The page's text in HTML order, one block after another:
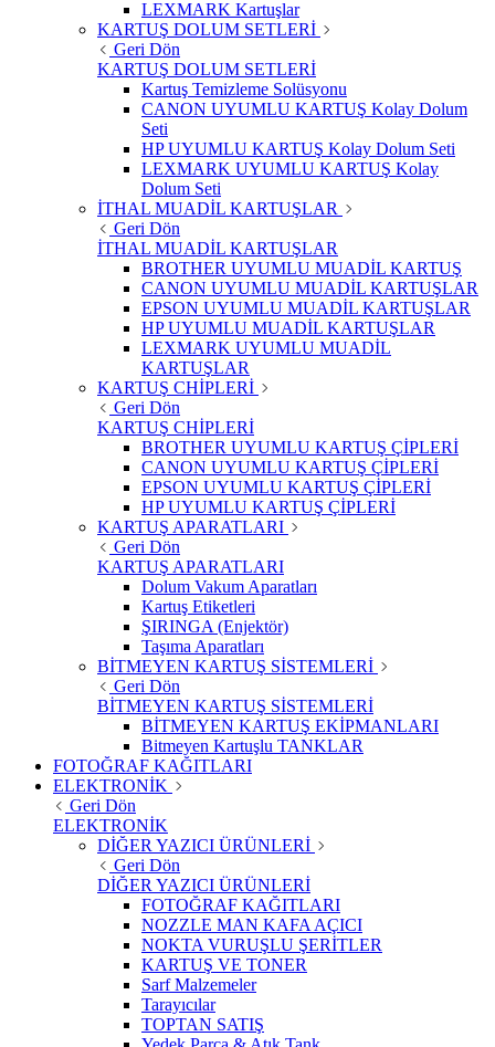
LEXMARK Kartuşlar
KARTUŞ DOLUM SETLERİ
Geri Dön
KARTUŞ DOLUM SETLERİ
Kartuş Temizleme Solüsyonu
CANON UYUMLU KARTUŞ Kolay Dolum
Seti
HP UYUMLU KARTUŞ Kolay Dolum Seti
LEXMARK UYUMLU KARTUŞ Kolay
Dolum Seti
İTHAL MUADİL KARTUŞLAR
Geri Dön
İTHAL MUADİL KARTUŞLAR
BROTHER UYUMLU MUADİL KARTUŞ
CANON UYUMLU MUADİL KARTUŞLAR
EPSON UYUMLU MUADİL KARTUŞLAR
HP UYUMLU MUADİL KARTUŞLAR
LEXMARK UYUMLU MUADİL
KARTUŞLAR
KARTUŞ CHİPLERİ
Geri Dön
KARTUŞ CHİPLERİ
BROTHER UYUMLU KARTUŞ ÇİPLERİ
CANON UYUMLU KARTUŞ ÇİPLERİ
EPSON UYUMLU KARTUŞ ÇİPLERİ
HP UYUMLU KARTUŞ ÇİPLERİ
KARTUŞ APARATLARI
Geri Dön
KARTUŞ APARATLARI
Dolum Vakum Aparatları
Kartuş Etiketleri
ŞIRINGA (Enjektör)
Taşıma Aparatları
BİTMEYEN KARTUŞ SİSTEMLERİ
Geri Dön
BİTMEYEN KARTUŞ SİSTEMLERİ
BİTMEYEN KARTUŞ EKİPMANLARI
Bitmeyen Kartuşlu TANKLAR
FOTOĞRAF KAĞITLARI
ELEKTRONİK
Geri Dön
ELEKTRONİK
DİĞER YAZICI ÜRÜNLERİ
Geri Dön
DİĞER YAZICI ÜRÜNLERİ
FOTOĞRAF KAĞITLARI
NOZZLE MAN KAFA AÇICI
NOKTA VURUŞLU ŞERİTLER
KARTUŞ VE TONER
Sarf Malzemeler
Tarayıcılar
TOPTAN SATIŞ